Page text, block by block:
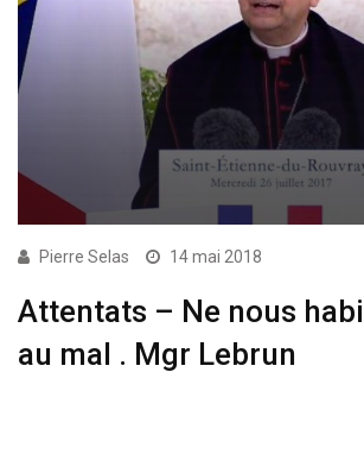
Pierre Selas 14 mai 2018
Attentats – Ne nous
au mal . Mgr Lebrun